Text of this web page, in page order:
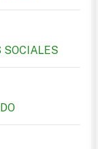
SOCIALES